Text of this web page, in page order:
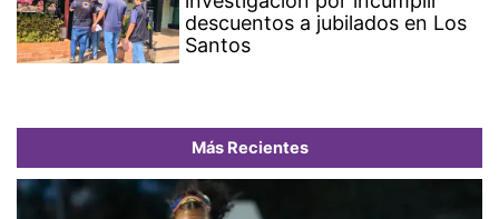
descuentos a jubilados en Los
Santos
Más Recientes